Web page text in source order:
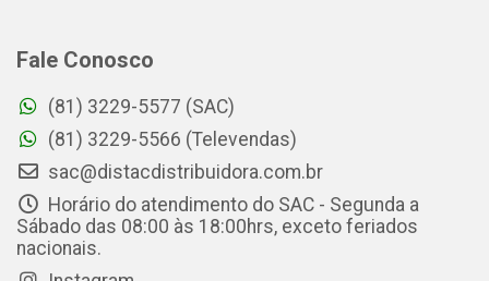
Fale Conosco
(81) 3229-5577 (SAC)
(81) 3229-5566 (Televendas)
sac@distacdistribuidora.com.br
Horário do atendimento do SAC - Segunda a
Sábado das 08:00 às 18:00hrs, exceto feriados
nacionais.